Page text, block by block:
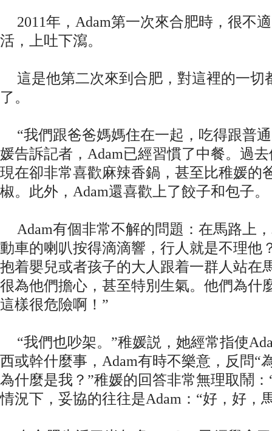
2011年，Adam第一次來合肥時，很不
活，上吐下瀉。
這是他第二次來到合肥，對這裡的一切
了。
“我們跟爸爸媽媽住在一起，吃得跟普
媛告訴記者，Adam已經習慣了中餐。過
現在卻非常喜歡麻辣香鍋，甚至比稚媛的
椒。此外，Adam還喜歡上了餃子和包子。
Adam有個非常不解的問題：在馬路上
動車的喇叭按得滴滴響，行人就是不理他
抱着嬰兒或者孩子的大人跟着一群人站在
很為他們擔心，甚至特別生氣。他們為什
這樣很危險啊！”
“我們也吵架。”稚媛説，她經常指使
西或幹什麼事，Adam有時不樂意，反問“
為什麼是我？”稚媛的回答非常無理取鬧
情況下，妥協的往往是Adam：“好，好，